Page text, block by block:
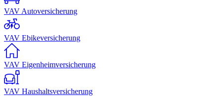
VAV Autoversicherung
VAV Ebikeversicherung
VAV Eigenheimversicherung
VAV Haushaltsversicherung